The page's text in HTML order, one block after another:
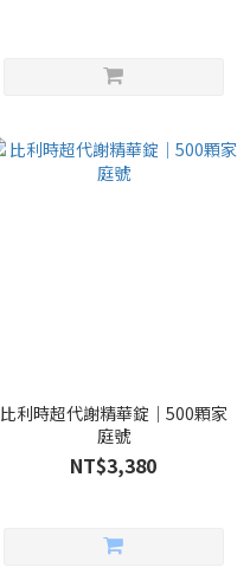
比利時超代謝精華錠｜500顆家
庭號
NT$3,380